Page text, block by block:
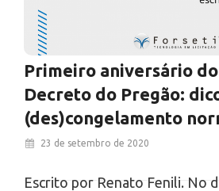
Primeiro aniversário do
Decreto do Pregão:
(des)congelamento
23 de setembro de 2020
Escrito por Renato Fenili. No